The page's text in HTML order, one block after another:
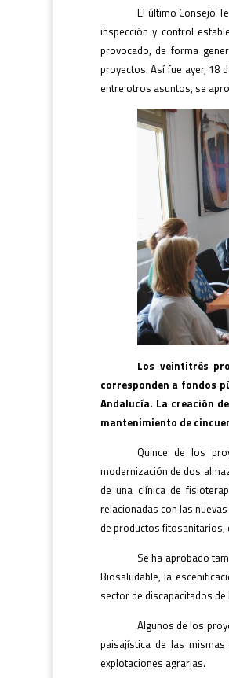
El último Consejo
inspección y control
provocado, de forma
proyectos. Así fue ayer, 18
entre otros asuntos, se
Los veintitrés
corresponden a fondos
Andalucía. La creación
mantenimiento de
Quince de los
modernización de dos
de una clínica de
relacionadas con las
de productos fitosanitarios,
Se ha aprobado
Biosaludable, la
sector de discapacitados de
Algunos de los
paisajística de las
explotaciones agrarias.